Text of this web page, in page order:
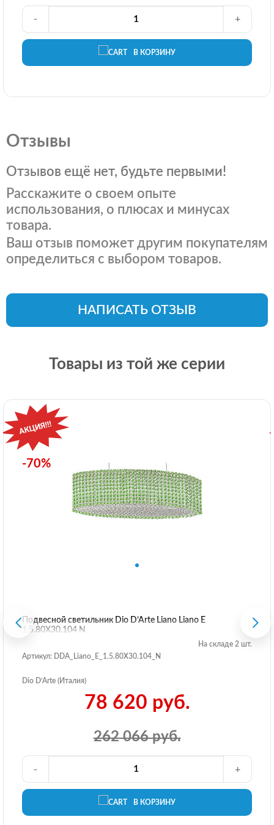
В КОРЗИНУ
- +
Отзывы
Отзывов ещё нет, будьте первыми!
Расскажите о своем опыте
использования, о плюсах и минусах
товара.
Ваш отзыв поможет другим покупателям
определиться с выбором товаров.
НАПИСАТЬ ОТЗЫВ
Товары из той же серии
-70%
Подвесной светильник Dio D’Arte Liano Liano E
1.5.80X30.104 N
На складе 2 шт.
Артикул: DDA_Liano_E_1.5.80X30.104_N
Dio D’Arte (Италия)
262 066 руб.
78 620 руб.
В КОРЗИНУ
- +